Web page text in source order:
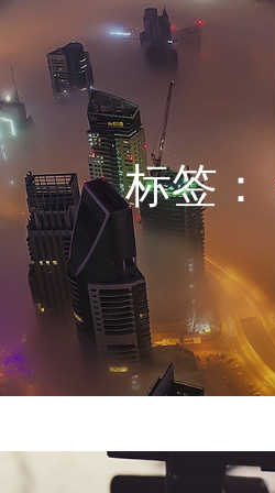
标签：